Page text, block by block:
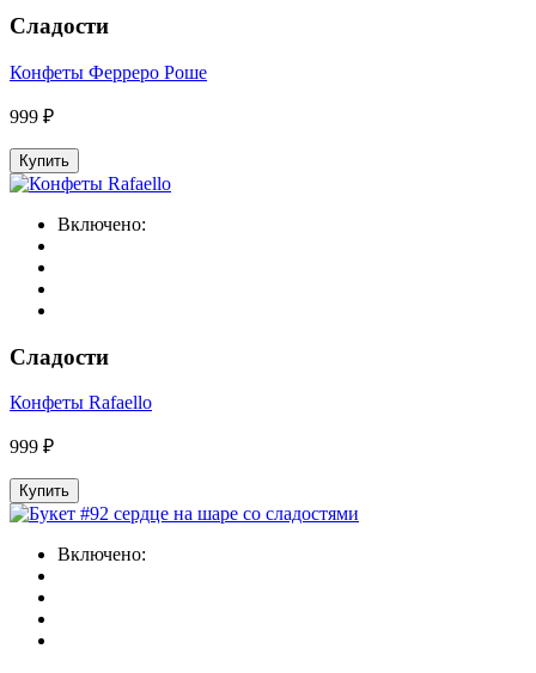
Сладости
Конфеты Ферреро Роше
999 ₽
Купить
Включено:
Сладости
Конфеты Rafaello
999 ₽
Купить
Включено: